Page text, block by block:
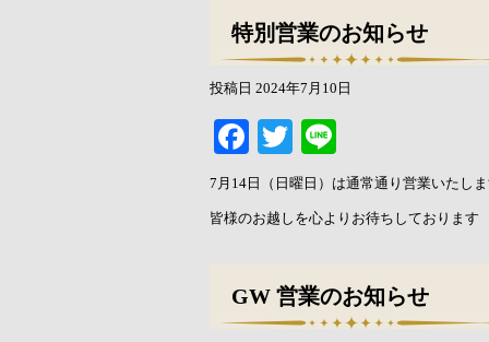
特別営業のお知らせ
投稿日 2024年7月10日
Facebook
Twitter
7月14日（日曜日）は通常通り営業いたし
皆様のお越しを心よりお待ちしております
GW 営業のお知らせ